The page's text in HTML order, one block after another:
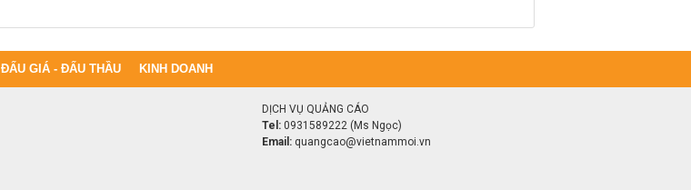
ĐẤU GIÁ - ĐẤU THẦU KINH DOANH
DỊCH VỤ QUẢNG CÁO
Tel: 0931589222 (Ms Ngọc)
Email: quangcao@vietnammoi.vn